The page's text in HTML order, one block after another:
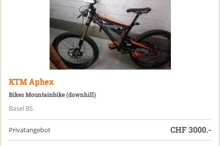
KTM Aphex
Bikes Mountainbike (downhill)
Basel BS
Privatangebot CHF3000.-